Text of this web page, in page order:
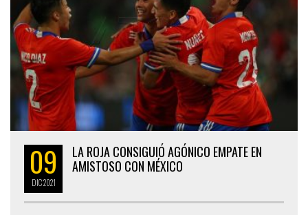
09
DIC2021
LA ROJA CONSIGUIÓ AGÓNICO EMPATE EN
AMISTOSO CON MÉXICO